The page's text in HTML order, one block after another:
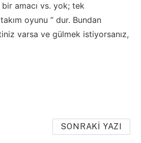
amacı vs. yok; tek
oyunu ” dur. Bundan
varsa ve gülmek istiyorsanız,
SONRAKI YAZI